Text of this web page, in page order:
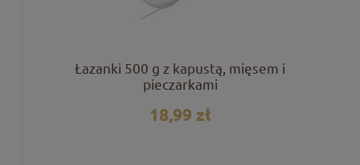
Łazanki 500 g z kapustą, mięsem i
pieczarkami
18,99 zł